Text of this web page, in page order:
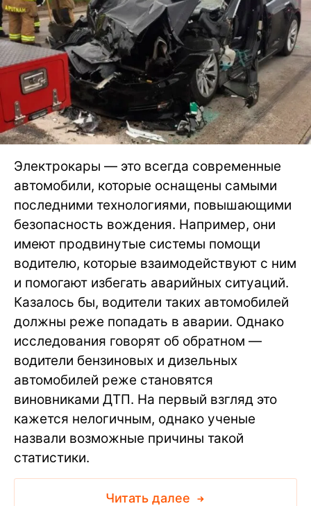
Электрокары — это всегда современные
автомобили, которые оснащены самыми
последними технологиями, повышающими
безопасность вождения. Например, они
имеют продвинутые системы помощи
водителю, которые взаимодействуют с ним
и помогают избегать аварийных ситуаций.
Казалось бы, водители таких автомобилей
должны реже попадать в аварии. Однако
исследования говорят об обратном —
водители бензиновых и дизельных
автомобилей реже становятся
виновниками ДТП. На первый взгляд это
кажется нелогичным, однако ученые
назвали возможные причины такой
статистики.
Читать далее